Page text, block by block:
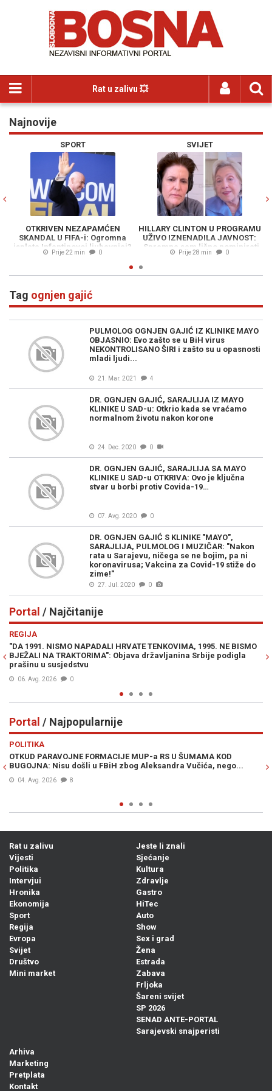
Rat u zalivu 💥
Najnovije
SPORT
OTKRIVEN NEZAPAMĆEN
SKANDAL U FIFA-i: Ogromna
isplata Infantino­voj ljubavnici?
Prije 22 min 0
SVIJET
HILLARY CLINTON U PROGRAMU
UŽIVO IZNENADILA JAVNOST:
„Spremna sam lično nominirati
Trumpa za Nobelovu nagradu za
Prije 28 min 0
Tag ognjen gajić
PULMOLOG OGNJEN GAJIĆ IZ KLINIKE MAYO
OBJASNIO: Evo zašto se u BiH virus
NEKONTROLISANO ŠIRI i zašto su u opasnosti
mladi ljudi...
21. Mar. 2021 4
DR. OGNJEN GAJIĆ, SARAJLIJA IZ MAYO
KLINIKE U SAD-u: Otkrio kada se vraćamo
normalnom životu nakon korone
24. Dec. 2020 0
DR. OGNJEN GAJIĆ, SARAJLIJA SA MAYO
KLINIKE U SAD-u OTKRIVA: Ovo je ključna
stvar u borbi protiv Covida-19…
07. Avg. 2020 0
DR. OGNJEN GAJIĆ S KLINIKE "MAYO",
SARAJLIJA, PULMOLOG I MUZIČAR: "Nakon
rata u Sarajevu, ničega se ne bojim, pa ni
koronavirusa; Vakcina za Covid-19 stiže do
zime!"
27. Jul. 2020 0
Portal / Najčitanije
REGIJA
"DA 1991. NISMO NAPADALI HRVATE TENKOVIMA, 1995. NE BISMO
BJEŽALI NA TRAKTORIMA": Objava državljanina Srbije podigla
prašinu u susjedstvu
06. Avg. 2026 0
Portal / Najpopularnije
POLITIKA
OTKUD PARAVOJNE FORMACIJE MUP-a RS U ŠUMAMA KOD
BUGOJNA: Nisu došli u FBiH zbog Aleksandra Vučića, nego...
04. Avg. 2026 8
Rat u zalivu
Vijesti
Politika
Intervjui
Hronika
Ekonomija
Sport
Regija
Evropa
Svijet
Društvo
Mini market
Jeste li znali
Sjećanje
Kultura
Zdravlje
Gastro
HiTec
Auto
Show
Sex i grad
Žena
Estrada
Zabava
Frljoka
Šareni svijet
SP 2026
SENAD ANTE-PORTAL
Sarajevski snajperisti
Arhiva
Marketing
Pretplata
Kontakt